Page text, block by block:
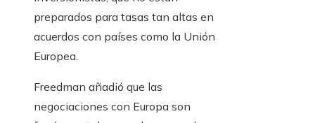
preparados para tasas tan altas en
acuerdos con países como la Unión
Europea.
Freedman añadió que las
negociaciones con Europa son